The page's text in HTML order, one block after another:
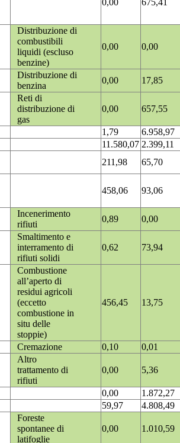
0,00 675,41
Distribuzione di
combustibili
liquidi (escluso
benzine)
0,00 0,00
Distribuzione di
benzina
0,00
17,85
Reti di
distribuzione di
gas
0,00 657,55
1,79
6.958,97
11.580,07 2.399,11
211,98
65,70
458,06 93,06
Incenerimento
rifiuti
0,89
0,00
Smaltimento e
interramento di
rifiuti solidi
0,62 73,94
Combustione
all’aperto di
residui agricoli
(eccetto
combustione in
situ delle
stoppie)
456,45 13,75
Cremazione 0,10
0,01
Altro
trattamento di
rifiuti
0,00 5,36
0,00
1.872,27
59,97
4.808,49
Foreste
spontanee di
latifoglie
0,00 1.010,59